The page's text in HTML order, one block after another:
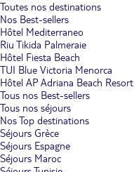
Toutes nos destinations
Nos Best-sellers
Hôtel Mediterraneo
Riu Tikida Palmeraie
Hôtel Fiesta Beach
TUI Blue Victoria Menorca
Hôtel AP Adriana Beach Resort
Tous nos Best-sellers
Tous nos séjours
Nos Top destinations
Séjours Grèce
Séjours Espagne
Séjours Maroc